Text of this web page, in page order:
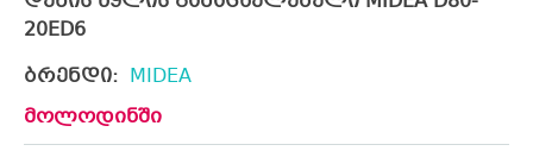
20ED6
ბრენდი: MIDEA
მოლოდინში